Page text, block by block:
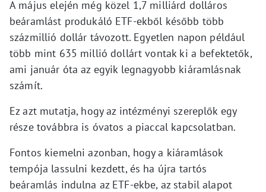
A május elején még közel 1,7 milliárd dolláros
beáramlást produkáló ETF-ekből később több
százmillió dollár távozott. Egyetlen napon például
több mint 635 millió dollárt vontak ki a befektetők,
ami január óta az egyik legnagyobb kiáramlásnak
számít.
Ez azt mutatja, hogy az intézményi szereplők egy
része továbbra is óvatos a piaccal kapcsolatban.
Fontos kiemelni azonban, hogy a kiáramlások
tempója lassulni kezdett, és ha újra tartós
beáramlás indulna az ETF-ekbe, az stabil alapot